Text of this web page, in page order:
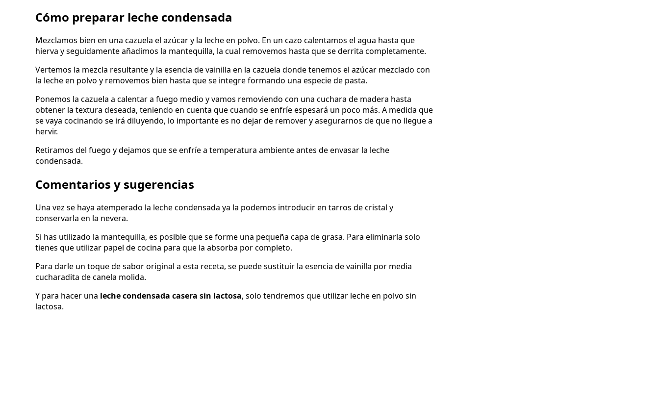
Cómo preparar leche condensada
Mezclamos bien en una cazuela el azúcar y la leche en polvo. En un cazo calentamos el agua hasta que
hierva y seguidamente añadimos la mantequilla, la cual removemos hasta que se derrita completamente.
Vertemos la mezcla resultante y la esencia de vainilla en la cazuela donde tenemos el azúcar mezclado con
la leche en polvo y removemos bien hasta que se integre formando una especie de pasta.
Ponemos la cazuela a calentar a fuego medio y vamos removiendo con una cuchara de madera hasta
obtener la textura deseada, teniendo en cuenta que cuando se enfríe espesará un poco más. A medida que
se vaya cocinando se irá diluyendo, lo importante es no dejar de remover y asegurarnos de que no llegue a
hervir.
Retiramos del fuego y dejamos que se enfríe a temperatura ambiente antes de envasar la leche
condensada.
Comentarios y sugerencias
Una vez se haya atemperado la leche condensada ya la podemos introducir en tarros de cristal y
conservarla en la nevera.
Si has utilizado la mantequilla, es posible que se forme una pequeña capa de grasa. Para eliminarla solo
tienes que utilizar papel de cocina para que la absorba por completo.
Para darle un toque de sabor original a esta receta, se puede sustituir la esencia de vainilla por media
cucharadita de canela molida.
Y para hacer una leche condensada casera sin lactosa, solo tendremos que utilizar leche en polvo sin
lactosa.